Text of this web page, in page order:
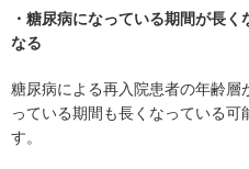
・糖尿病になっている期間が長
なる
糖尿病による再入院患者の年齢層
っている期間も長くなっている可
す。